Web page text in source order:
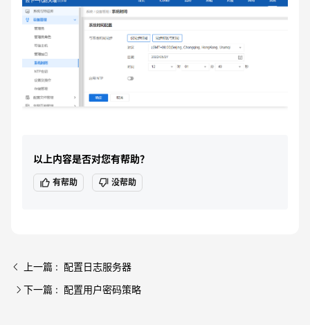
以上内容是否对您有帮助？
有帮助 没帮助
上一篇 : 配置日志服务器
下一篇 : 配置用户密码策略